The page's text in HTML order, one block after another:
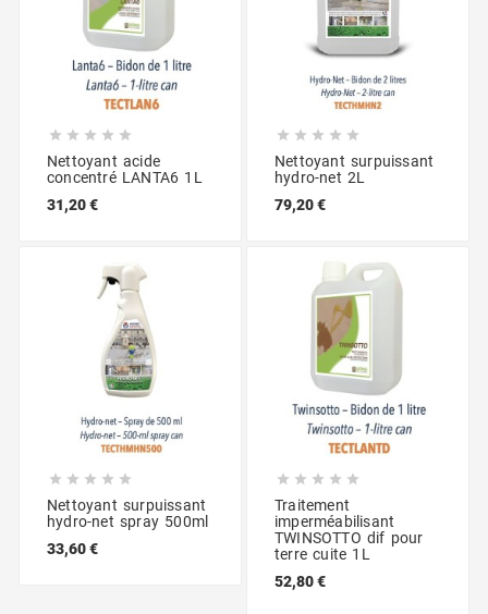
    
Nettoyant acide
concentré LANTA6 1L
31,20 €
    
Nettoyant surpuissant
hydro-net 2L
79,20 €
    
Nettoyant surpuissant
hydro-net spray 500ml
33,60 €
    
Traitement
imperméabilisant
TWINSOTTO dif pour
terre cuite 1L
52,80 €